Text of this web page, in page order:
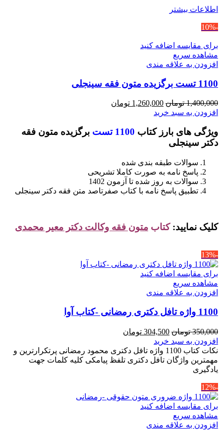
اطلاعات بیشتر
-10%
برای مقایسه اضافه کنید
مشاهده سریع
افزودن به علاقه مندی
1100 تست برگزیده متون فقه سینجلی
1,400,000 تومان قیمت
اصلی
بود.
1,260,000 تومان
است.
افزودن به سبد خرید
ویژگی های بارز کتاب 1100 تست
برگزیده متون فقه
دکتر سینجلی
سوالات طبقه بندی شده
پاسخ نامه به صورت کاملا تشریحی
سوالات به روز شده تا آزمون 1402
تطبیق پاسخ نامه با کتاب صفرتاصد متن فقه دکتر سینجلی
کلیک نمایید: کتاب متون فقه وکالت دکتر معیر محمدی
-13%
برای مقایسه اضافه کنید
مشاهده سریع
افزودن به علاقه مندی
1100 واژه تافل دکتری رمضانی -کتاب آوا
350,000 تومان قیمت
اصلی
350,000 تومان
بود.
304,500 تومان
304,500 تومان
است.
افزودن به سبد خرید
نکات کتاب 1100 واژه تافل دکتری محمود رمضانی پرتکرارترین و
مهمترین واژگان تافل دکتری تلفظ پیامکی کلیه کلمات جهت
یادگیری
-12%
برای مقایسه اضافه کنید
مشاهده سریع
افزودن به علاقه مندی